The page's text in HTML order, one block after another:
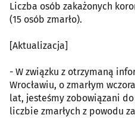
Liczba osób zakażonych
(15 osób zmarło).
[Aktualizacja]
- W związku z otrzymaną
Wrocławiu, o zmarłym
lat, jesteśmy zobowiązani
liczbie zmarłych z powodu